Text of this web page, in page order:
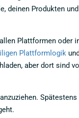
deinen Produkten
Plattformen oder
Plattformlogik
aber dort sind